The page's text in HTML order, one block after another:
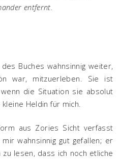
entfernt.
Buches wahnsinnig weiter,
war, mitzuerleben. Sie ist
die Situation sie absolut
Heldin für mich.
aus Zories Sicht verfasst
wahnsinnig gut gefallen; er
lesen, dass ich noch etliche